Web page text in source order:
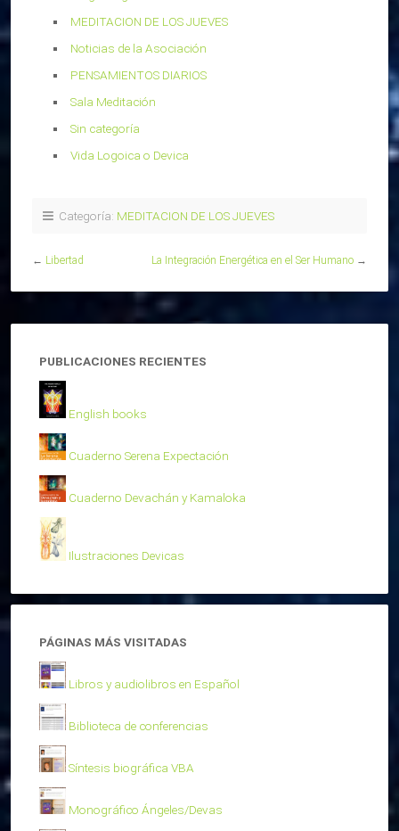
MEDITACION DE LOS JUEVES
Noticias de la Asociación
PENSAMIENTOS DIARIOS
Sala Meditación
Sin categoría
Vida Logoica o Devica
Categoría: MEDITACION DE LOS JUEVES
← Libertad La Integración Energética en el Ser Humano →
PUBLICACIONES RECIENTES
English books
Cuaderno Serena Expectación
Cuaderno Devachán y Kamaloka
Ilustraciones Devicas
PÁGINAS MÁS VISITADAS
Libros y audiolibros en Español
Biblioteca de conferencias
Síntesis biográfica VBA
Monográfico Ángeles/Devas